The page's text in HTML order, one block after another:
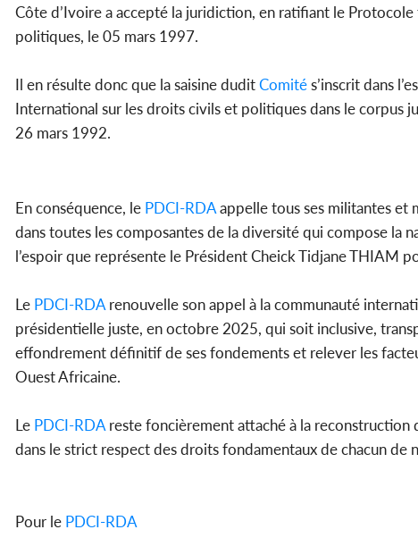
Côte d’Ivoire a accepté la juridiction, en ratifiant le
politiques, le 05 mars 1997.
Il en résulte donc que la saisine duditComités’inscrit dans
International sur les droits civils et politiques dans le corpus
26 mars 1992.
En conséquence, le PDCI-RDAappelle tous ses militantes et
dans toutes les composantes de la diversité qui compose la
l’espoir que représente le Président Cheick Tidjane THIAM
Le PDCI-RDA renouvelle son appel à la communauté
présidentielle juste, en octobre 2025, qui soit inclusive,
effondrement définitif de ses fondements et relever les
Ouest Africaine.
Le PDCI-RDA reste foncièrement attaché à la reconstruction
dans le strict respect des droits fondamentaux de chacun de
Pour le PDCI-RDA